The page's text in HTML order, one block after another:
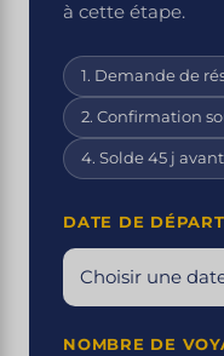
à cette étape.
1. Demande de
2. Confirmation
4. Solde 45 j
DATE DE
NOMBRE DE